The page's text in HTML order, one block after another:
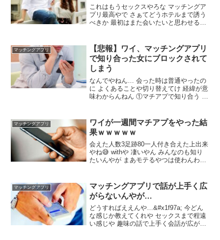
これはもうセックスやろな マッチングア
プリ最高やで さぁてどうホテルまで誘う
べきか 最初はまた会いたいと思わせる事
彼女にしたで 35でモテるのは体鍛えてる
奴かイケメンやな イッチの経験人数を教
えてくれ
マッチングアプリ
【悲報】ワイ、マッチングアプリ
で知り合った女にブロックされて
しまう
なんでやねん… 会った時は普通やったの
に よくあることや切り替えてけ 経緯が意
味わからんねん ①マチアプで知り合う ②
の週くらいから予定合わんくなる ⑤ワイ
が通話の提案しても既読無視 ⑥向こうが
休み取れんくて忙しい
マッチングアプリ
ワイが一週間マチアプをやった結
果ｗｗｗｗｗ
会えた人数3足跡80一人付き合えた上出来
やね😅 withや 凄いやん みんなのも知り
たいんやが まあモテるやつは使わんわな
は1ヶ月くらいかかったわ
マッチングアプリ
マッチングアプリで話が上手く広
がらないんやが…
どうすればええんや…&#x1f97a; 今どん
な感じか教えてくれや セックスまで程遠
い感じや 趣味の話で上手く会話が広がら